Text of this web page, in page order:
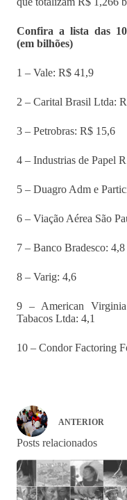
Confira a lista das 10
(em bilhões)
1 – Vale: R$ 41,9
2 – Carital Brasil Ltda:
3 – Petrobras: R$ 15,6
4 – Industrias de Papel
5 – Duagro Adm e
6 – Viação Aérea São
7 – Banco Bradesco: 4,8
8 – Varig: 4,6
9 – American
Tabacos Ltda: 4,1
10 – Condor Factoring
ANTERIOR
Posts relacionados